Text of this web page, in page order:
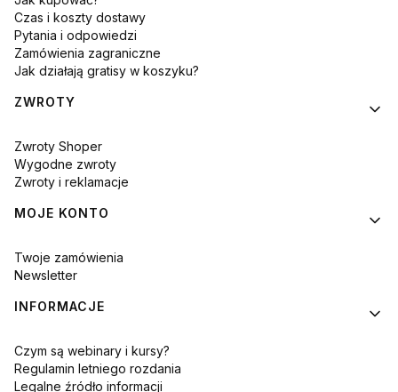
Czas i koszty dostawy
Pytania i odpowiedzi
Zamówienia zagraniczne
Jak działają gratisy w koszyku?
ZWROTY
Zwroty Shoper
Wygodne zwroty
Zwroty i reklamacje
MOJE KONTO
Twoje zamówienia
Newsletter
INFORMACJE
Czym są webinary i kursy?
Regulamin letniego rozdania
Legalne źródło informacji